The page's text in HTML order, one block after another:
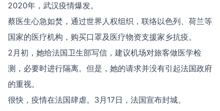
2020年，武汉疫情爆发。
蔡医生心急如焚，通过世界人权组织，联络以色列、荷兰等
国家的医疗机构，购买口罩及医疗物资支援家乡抗疫。
2月初，她给法国卫生部写信，建议机场对旅客做医学检
测，必要时进行隔离。但是，她的请求并没有引起法国政府
的重视。
很快，疫情在法国肆虐。3月17日，法国宣布封城。